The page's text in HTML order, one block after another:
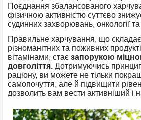
Поєднання збалансованого
фізичною активністю суттєво
судинних захворювань, онкології та
Правильне харчування, що
різноманітних та поживних
вітамінами, стаєзапорукою
довголіття. Дотримуючись
раціону, ви можете не тільки
самопочуття, але й підвищити
дозволить вам вести активніший і